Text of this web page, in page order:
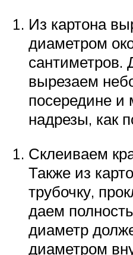
Из картона
диаметром
сантиметров.
вырезаем
посередине и
надрезы, как
Склеиваем
Также из
трубочку,
даем
диаметр
диаметром